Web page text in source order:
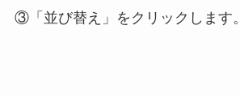
③「並び替え」をクリックします。